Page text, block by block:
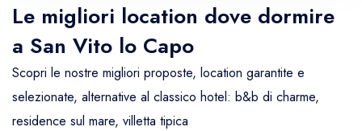
Le migliori location dove dormire
a San Vito lo Capo
Scopri le nostre migliori proposte, location garantite e
selezionate, alternative al classico hotel: b&b di charme,
residence sul mare, villetta tipica